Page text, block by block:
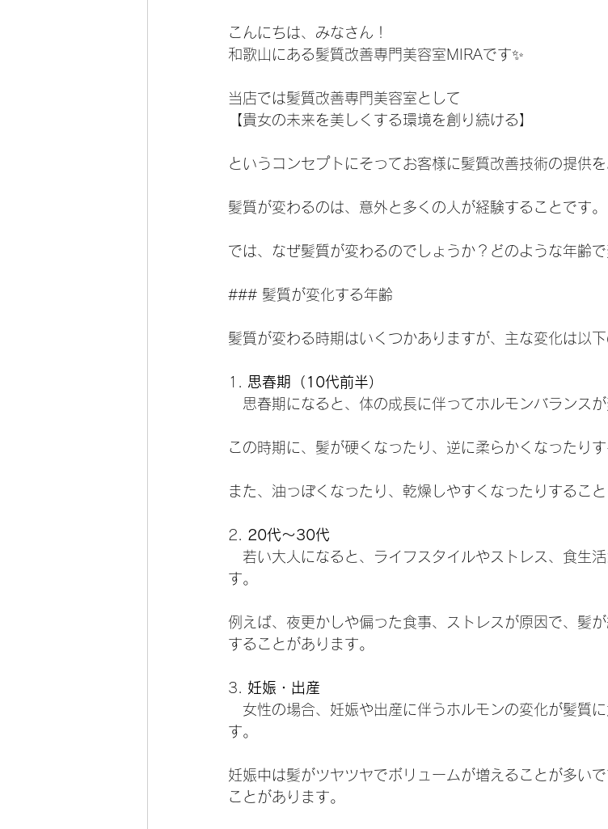
こんにちは、みなさん！
和歌山にある髪質改善専門美容室MIRAです✨
当店では髪質改善専門美容室として
【貴女の未来を美しくする環境を創り続ける】
というコンセプトにそってお客様に髪質改善技術の提供を
髪質が変わるのは、意外と多くの人が経験することです。
では、なぜ髪質が変わるのでしょうか？どのような年齢
### 髪質が変化する年齢
髪質が変わる時期はいくつかありますが、主な変化は以
1.
思春期（10代前半）
思春期になると、体の成長に伴ってホルモンバランスが
この時期に、髪が硬くなったり、逆に柔らかくなったりす
また、油っぽくなったり、乾燥しやすくなったりすること
2.
20代〜30代
若い大人になると、ライフスタイルやストレス、食生
す。
例えば、夜更かしや偏った食事、ストレスが原因で、髪
することがあります。
3. 妊娠・出産
女性の場合、妊娠や出産に伴うホルモンの変化が髪質
す。
妊娠中は髪がツヤツヤでボリュームが増えることが多い
ことがあります。